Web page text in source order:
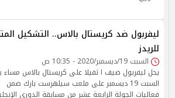
ليفربول ضد كريستال بالاس.. التشكيل
للريدز
السبت 19/ديسمبر/2020 - 10:35 ص
يحل ليفربول ضيف ا ثقيلا على كريستال بالاس مساء
السبت 19 ديسمبر على ملعب سيلهرست بارك ضمن
فعاليات الجولة الرابعة عشر من مسابقة الدوري